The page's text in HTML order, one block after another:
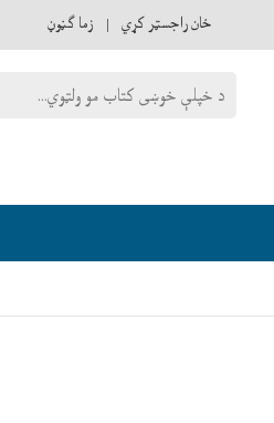
ځان راجسټر کړي زما ګڼوڼ